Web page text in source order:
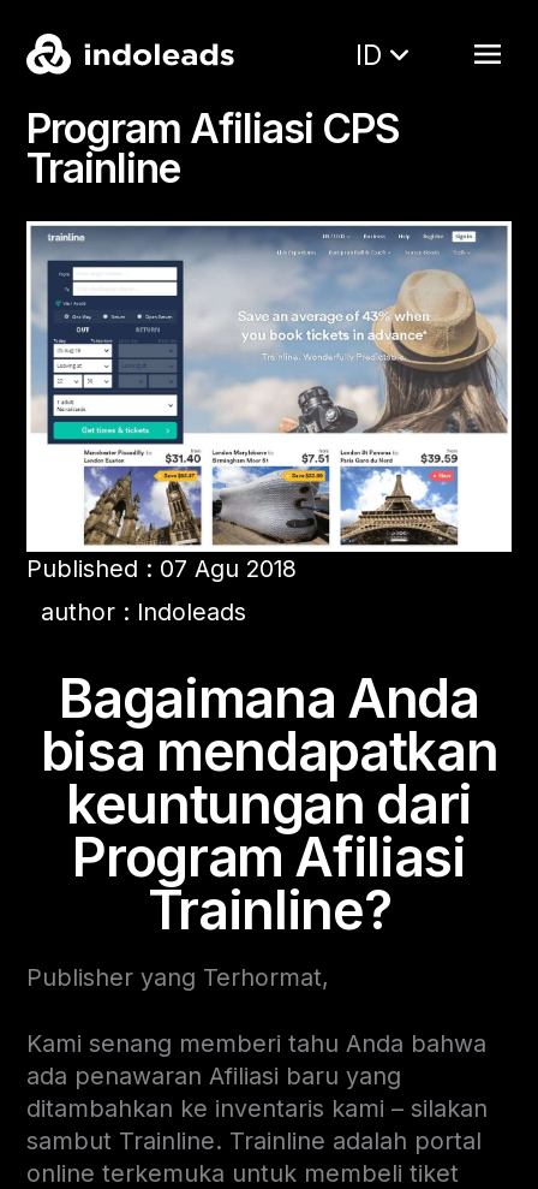
ID
Program Afiliasi CPS
Trainline
Published : 07 Agu 2018
author : Indoleads
Bagaimana Anda
bisa mendapatkan
keuntungan dari
Program Afiliasi
Trainline?
Publisher yang Terhormat,
Kami senang memberi tahu Anda bahwa
ada penawaran Afiliasi baru yang
ditambahkan ke inventaris kami – silakan
sambut Trainline. Trainline adalah portal
online terkemuka untuk membeli tiket